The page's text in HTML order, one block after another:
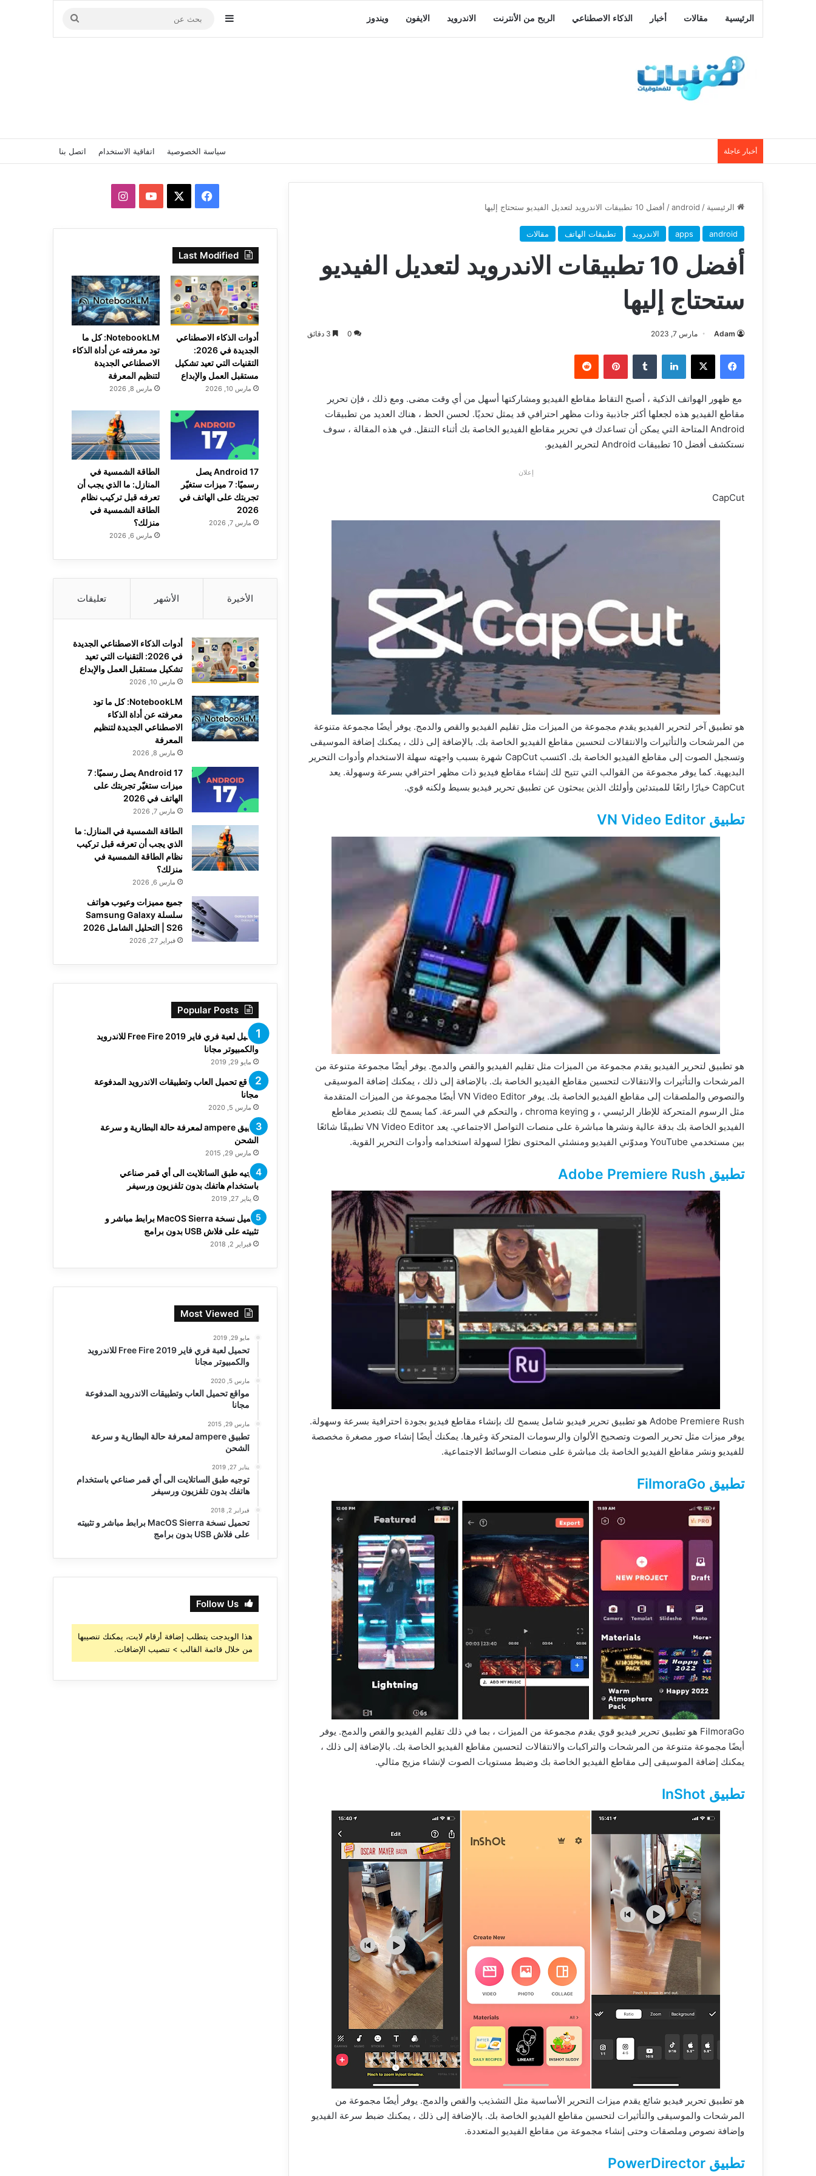
الرئيسية مقالات أخبار الذكاء الاصطناعي الربح من الأنترنت الاندرويد الايفون ويندوز إضافة عمود جانبي
بحث
عن
أخبار عاجلة سياسة الخصوصية اتفاقية الاستخدام اتصل بنا
الرئيسية /
android
/ أفضل 10 تطبيقات الاندرويد لتعديل الفيديو ستحتاج إليها
android
apps الاندرويد تطبيقات الهاتف مقالات
أفضل 10 تطبيقات الاندرويد لتعديل الفيديو
ستحتاج إليها
Adam مارس 7, 2023 0
فيسبوك ‫X لينكدإن بينتيريست
مع ظهور الهواتف الذكية ، أصبح التقاط مقاطع الفيديو ومشاركتها أسهل من أي وقت مضى. ومع ذلك ، فإن تحرير
مقاطع الفيديو هذه لجعلها أكثر جاذبية وذات مظهر احترافي قد يمثل تحديًا. لحسن الحظ ، هناك العديد من تطبيقات
Android المتاحة التي يمكن أن تساعدك في تحرير مقاطع الفيديو الخاصة بك أثناء التنقل. في هذه المقالة ، سوف
نستكشف أفضل 10 تطبيقات Android لتحرير الفيديو.
إعلان
CapCut
هو تطبيق آخر لتحرير الفيديو يقدم مجموعة من الميزات مثل تقليم الفيديو والقص والدمج. يوفر أيضًا مجموعة متنوعة
من المرشحات والتأثيرات والانتقالات لتحسين مقاطع الفيديو الخاصة بك. بالإضافة إلى ذلك ، يمكنك إضافة الموسيقى
وتسجيل الصوت إلى مقاطع الفيديو الخاصة بك. اكتسب CapCut شهرة بسبب واجهته سهلة الاستخدام وأدوات التحرير
البديهية. كما يوفر مجموعة من القوالب التي تتيح لك إنشاء مقاطع فيديو ذات مظهر احترافي بسرعة وسهولة. يعد
CapCut خيارًا رائعًا للمبتدئين وأولئك الذين يبحثون عن تطبيق تحرير فيديو بسيط ولكنه قوي.
تطبيق VN Video Editor
هو تطبيق لتحرير الفيديو يقدم مجموعة من الميزات مثل تقليم الفيديو والقص والدمج. يوفر أيضًا مجموعة متنوعة من
المرشحات والتأثيرات والانتقالات لتحسين مقاطع الفيديو الخاصة بك. بالإضافة إلى ذلك ، يمكنك إضافة الموسيقى
والنصوص والملصقات إلى مقاطع الفيديو الخاصة بك. يوفر VN Video Editor أيضًا مجموعة من الميزات المتقدمة
مثل الرسوم المتحركة للإطار الرئيسي ، و chroma keying ، والتحكم في السرعة. كما يسمح لك بتصدير مقاطع
الفيديو الخاصة بك بدقة عالية ونشرها مباشرة على منصات التواصل الاجتماعي. يعد VN Video Editor تطبيقًا شائعًا
بين مستخدمي YouTube ومدوّني الفيديو ومنشئي المحتوى نظرًا لسهولة استخدامه وأدوات التحرير القوية.
تطبيق Adobe Premiere Rush
Adobe Premiere Rush هو تطبيق تحرير فيديو شامل يسمح لك بإنشاء مقاطع فيديو بجودة احترافية بسرعة وسهولة.
يوفر ميزات مثل تحرير الصوت وتصحيح الألوان والرسومات المتحركة وغيرها. يمكنك أيضًا إنشاء صور مصغرة مخصصة
للفيديو ونشر مقاطع الفيديو الخاصة بك مباشرة على منصات الوسائط الاجتماعية.
تطبيق FilmoraGo
FilmoraGo هو تطبيق تحرير فيديو قوي يقدم مجموعة من الميزات ، بما في ذلك تقليم الفيديو والقص والدمج. يوفر
أيضًا مجموعة متنوعة من المرشحات والتراكبات والانتقالات لتحسين مقاطع الفيديو الخاصة بك. بالإضافة إلى ذلك ،
يمكنك إضافة الموسيقى إلى مقاطع الفيديو الخاصة بك وضبط مستويات الصوت لإنشاء مزيج مثالي.
تطبيق InShot
هو تطبيق تحرير فيديو شائع يقدم ميزات التحرير الأساسية مثل التشذيب والقص والدمج. يوفر أيضًا مجموعة من
المرشحات والموسيقى والتأثيرات لتحسين مقاطع الفيديو الخاصة بك. بالإضافة إلى ذلك ، يمكنك ضبط سرعة الفيديو
وإضافة نصوص وملصقات وحتى إنشاء مجموعة من مقاطع الفيديو المتعددة.
تطبيق PowerDirector
فيسبوك ‫YouTubeانستقرام
Last Modified
أدوات الذكاء الاصطناعي
الجديدة في 2026:
التقنيات التي تعيد تشكيل
مستقبل العمل والإبداع
مارس 10, 2026
NotebookLM: كل ما
تود معرفته عن أداة الذكاء
الاصطناعي الجديدة
لتنظيم المعرفة
مارس 8, 2026
Android 17 يصل
رسميًا: 7 ميزات ستغيّر
تجربتك على الهاتف في
2026
مارس 7, 2026
الطاقة الشمسية في
المنازل: ما الذي يجب أن
تعرفه قبل تركيب نظام
الطاقة الشمسية في
منزلك؟
مارس 6, 2026
الأخيرة الأشهر تعليقات
أدوات الذكاء الاصطناعي الجديدة
في 2026: التقنيات التي تعيد
تشكيل مستقبل العمل والإبداع
مارس 10, 2026
NotebookLM: كل ما تود
معرفته عن أداة الذكاء
الاصطناعي الجديدة لتنظيم
المعرفة
مارس 8, 2026
Android 17 يصل رسميًا: 7
ميزات ستغيّر تجربتك على
الهاتف في 2026
مارس 7, 2026
الطاقة الشمسية في المنازل: ما
الذي يجب أن تعرفه قبل تركيب
نظام الطاقة الشمسية في
منزلك؟
مارس 6, 2026
جميع مميزات وعيوب هواتف
سلسلة Samsung Galaxy
S26 | التحليل الشامل 2026
فبراير 27, 2026
Popular Posts
تحميل لعبة فري فاير Free Fire 2019 للاندرويد
والكمبيوتر مجانا
مايو 29, 2019
مواقع تحميل العاب وتطبيقات الاندرويد المدفوعة
مجانا
مارس 5, 2020
تطبيق ampere لمعرفة حالة البطارية و سرعة
الشحن
مارس 29, 2015
توجيه طبق الساتلايت الى أي قمر صناعي
باستخدام هاتفك بدون تلفزيون ورسيفر
يناير 27, 2019
تحميل نسخة MacOS Sierra برابط مباشر و
تثبيته على فلاش USB بدون برامج
فبراير 2, 2018
Most Viewed
مايو 29, 2019
تحميل لعبة فري فاير Free Fire 2019 للاندرويد
والكمبيوتر مجانا
مارس 5, 2020
مواقع تحميل العاب وتطبيقات الاندرويد المدفوعة
مجانا
مارس 29, 2015
تطبيق ampere لمعرفة حالة البطارية و سرعة
الشحن
يناير 27, 2019
توجيه طبق الساتلايت الى أي قمر صناعي باستخدام
هاتفك بدون تلفزيون ورسيفر
فبراير 2, 2018
تحميل نسخة MacOS Sierra برابط مباشر و تثبيته
على فلاش USB بدون برامج
Follow Us
هذا الويدجت يتطلب إضافة أرقام لايت، يمكنك تنصيبها
من خلال قائمة القالب > تنصيب الإضافات.